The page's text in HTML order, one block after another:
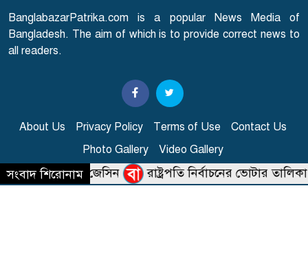
সারাদেশে হামের উপসর্গ নিয়ে
৮
স্বাভাবিক হচ্ছে গ্যাস সরবরাহ
'২০ অগাস্ট রাষ্ট্রপতি নির্বাচন'
১০
BanglabazarPatrika.com is a popular News Media of
Bangladesh. The aim of which is to provide correct news to
all readers.
About Us Privacy Policy Terms of Use
Contact Us
Photo Gallery
Video Gallery
: ১০৪৮ শাহজাদপুর, গুলশান, ঢাকা, বাংলাদেশ
: +880-1911-037739
সংবাদ শিরোনাম
কাজী জেসিন রাষ্ট্রপতি নির্বাচনের ভোটার তালিকা